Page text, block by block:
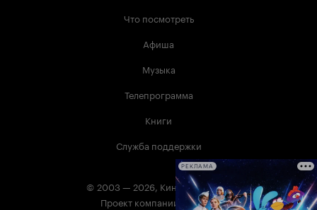
Что посмотреть
Афиша
Музыка
Телепрограмма
Книги
Служба поддержки
© 2003 — 2026, Кинопоиск 18+
Проект компании
РЕКЛАМА